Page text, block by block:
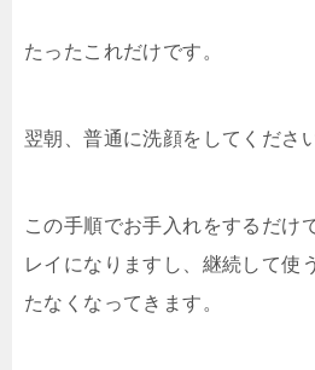
たったこれだけです。
翌朝、普通に洗顔をしてくださ
この手順でお手入れをするだけ
レイになりますし、継続して使
たなくなってきます。